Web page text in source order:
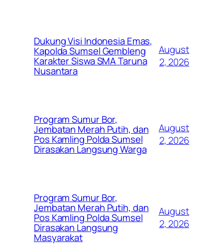
Dukung Visi Indonesia Emas,
Kapolda Sumsel Gembleng
Karakter Siswa SMA Taruna
Nusantara
August
2, 2026
Program Sumur Bor,
Jembatan Merah Putih, dan
Pos Kamling Polda Sumsel
Dirasakan Langsung Warga
August
2, 2026
Program Sumur Bor,
Jembatan Merah Putih, dan
Pos Kamling Polda Sumsel
Dirasakan Langsung
Masyarakat
August
2, 2026